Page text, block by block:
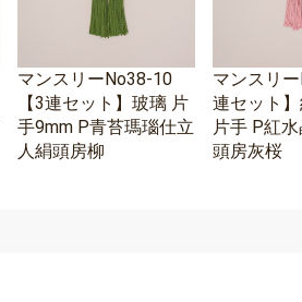
マンスリーNo38-10
【3連セット】玻璃 片
手9mm P青苔瑪瑙仕立
人絹頭房柳
マンスリ
連セット
片手 P紅
頭房灰桜